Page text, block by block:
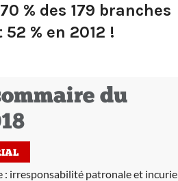
% des 179 branches
% en 2012 !
du
: irresponsabilité patronale et incurie